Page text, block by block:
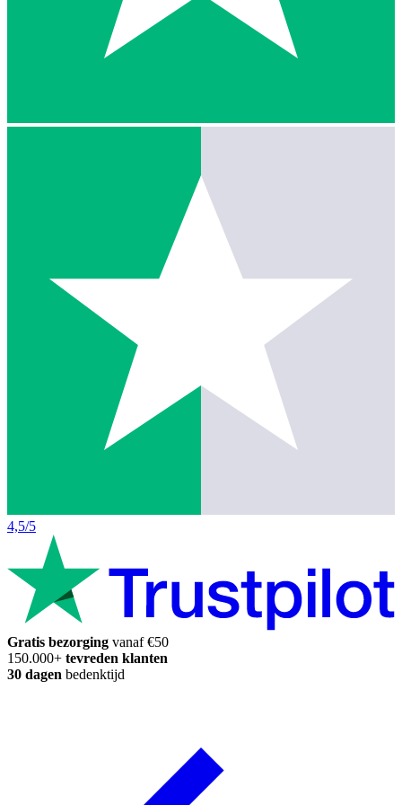
4,5/5
Gratis bezorging vanaf €50
150.000+ tevreden klanten
30 dagen bedenktijd